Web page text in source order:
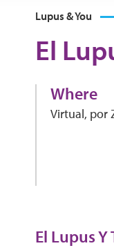
Lupus & You
El
Where
Virtual, por
El Lupus